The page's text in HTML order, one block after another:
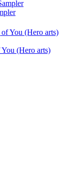
(Hero arts)